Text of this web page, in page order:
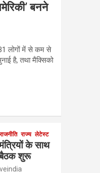
बनने
लोगों में से कम से
है, तथा मैक्सिको
राजनीति राज्य लेटेस्ट
के साथ
बैठक शुरू